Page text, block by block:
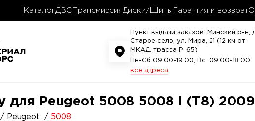
КаталогДВС ТрансмиссияДиски/Шины Гарантия и возврат
Пункт выдачи заказов: Минский р-н, д.
Старое село, ул. Мира, 21 (12 км от
МКАД, трасса P-65)
Пн-Сб 09:00-19:00; Вс: 09:00-18:00
все адреса
для Peugeot 5008 5008 I (T8)
Peugeot 5008